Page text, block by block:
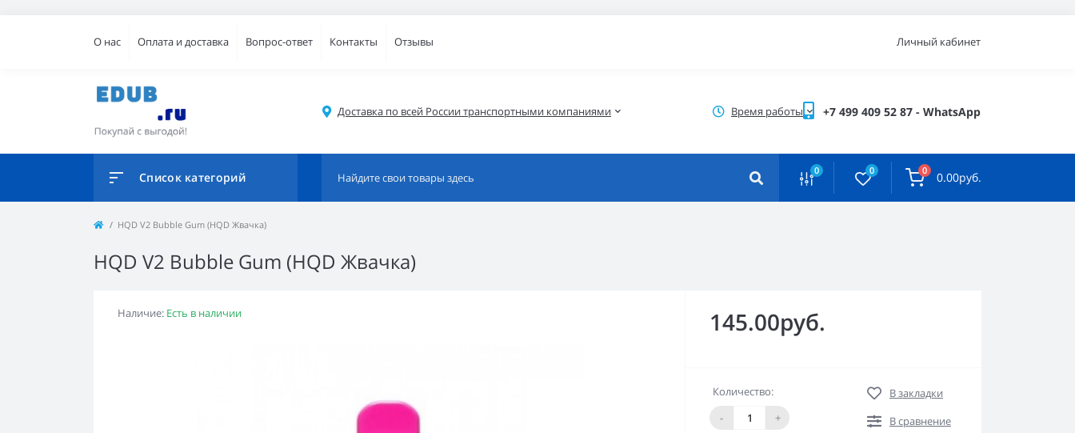
О нас Оплата и доставка Вопрос-ответ Контакты Отзывы Личный кабинет
Доставка по всей России транспортными компаниями Время работы +7 499 409 52 87 - WhatsApp
Список категорий 0 0 0 0.00руб.
HQD V2 Bubble Gum (HQD Жвачка)
HQD V2 Bubble Gum (HQD Жвачка)
Наличие: Есть в наличии 145.00руб.
Количество:
-
+
В закладки
В сравнение